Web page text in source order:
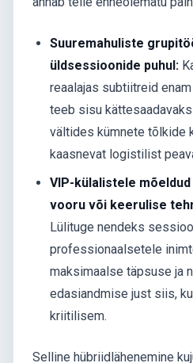
Suuremahuliste
üldsessioonide puhul:
reaalajas subtiitreid
teeb sisu
vältides kümnete tõlkide
kaasnevat logistilist
VIP-külalistele
vooru või keerulise
Lülituge nendeks
professionaalsetele
maksimaalse täpsuse ja
edasiandmise just siis,
kriitilisem.
Selline hübriidlähenemine